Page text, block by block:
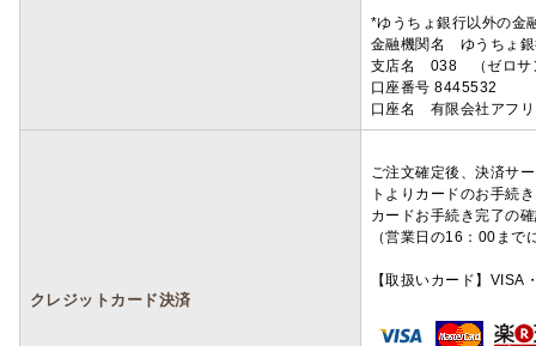
*ゆうちょ銀行以外の金
金融機関名 ゆうちょ
支店名 038 （ゼロサ
口座番号 8445532
口座名 有限会社アフ
クレジットカード決済
ご注文確定後、決済サ
トよりカードのお手続
カードお手続き完了の
（営業日の16：00ま
【取扱いカード】